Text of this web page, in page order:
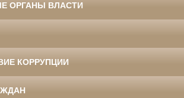
ОРГАНЫ ВЛАСТИ
КОРРУПЦИИ